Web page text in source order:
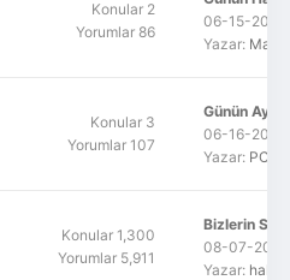
Konular 2
Yorumlar 86
06-15-2011,
Yazar:
Konular 3
Yorumlar 107
Günün Ayeti
06-16-
Yazar:
Konular 1,300
Yorumlar 5,911
Bizlerin
08-07-
Yazar: